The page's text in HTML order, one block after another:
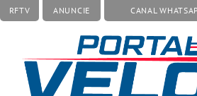
RFTV ANUNCIE CANAL